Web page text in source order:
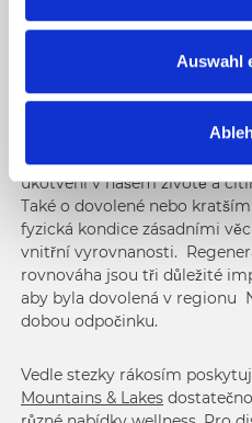
Auswahl
Ten, kdo se zotavuje, zvolní
sebou, ten se dobře stará o
Perfektní kombinace zdraví,
rovnováhu.
Díky vitalitě a vnitřní síle jsme
ukotveni v našem životě a
Také o dovolené nebo
fyzická kondice zásadními
vnitřní vyrovnanosti.
rovnováha jsou tři důležité
aby byla dovolená v regionu
dobou odpočinku.
Vedle stezky rákosím
Mountains & Lakes